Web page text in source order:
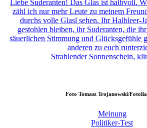
Liebe Suderanten! Das Glas ist halbvoll.
zähl ich nur mehr Leute zu meinem
durchs volle Glasl sehen. Ihr Halbleer-
gestohlen bleiben, ihr Suderanten, die
säuerlichen Stimmung und Glücksgefühle
anderen zu euch
Strahlender Sonnenschein,
Foto Tomasz Trojanowski/
Meinung
Politiker-Test